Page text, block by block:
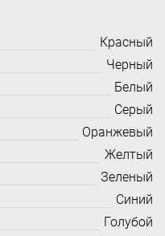
Красный
Черный
Белый
Серый
Оранжевый
Желтый
Зеленый
Синий
Голубой